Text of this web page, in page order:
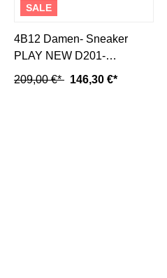
SALE
4B12 Damen- Sneaker
PLAY NEW D201-
bianco/sky
209,00 €* 146,30 €*